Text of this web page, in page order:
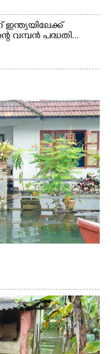
ഇന്ത്യയിലേക്ക്
വമ്പൻ പദ്ധതി...